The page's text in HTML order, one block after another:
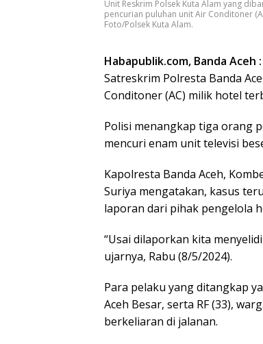
Unit Reskrim Polsek Kuta Alam yang
pencurian puluhan unit Air Conditoner
Foto/Polsek Kuta Alam.
Habapublik.com, Banda Aceh :
Satreskrim Polresta Banda
Conditoner (AC) milik hotel
Polisi menangkap tiga orang
mencuri enam unit televisi
Kapolresta Banda Aceh,
Suriya mengatakan, kasus
laporan dari pihak pengelola
“Usai dilaporkan kita
ujarnya, Rabu (8/5/2024).
Para pelaku yang ditangkap
Aceh Besar, serta RF (33),
berkeliaran di jalanan.